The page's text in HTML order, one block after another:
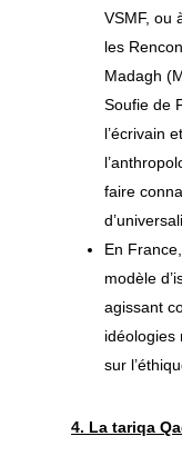
VSMF, ou
les
Madagh
Soufie de
l’écrivain
faire
En
modèle
agissant
idéologies
sur
4. La tariqa